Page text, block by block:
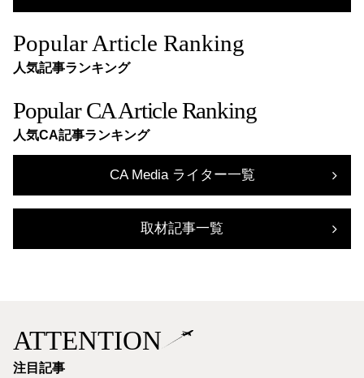
Popular Article Ranking
人気記事ランキング
Popular CA Article Ranking
人気CA記事ランキング
CA Media ライター一覧
取材記事一覧
ATTENTION
注目記事